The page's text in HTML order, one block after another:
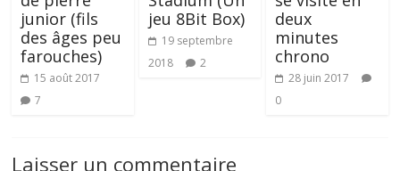
junior (fils
des âges peu
farouches)
15 août 2017
7
jeu 8Bit Box)
19 septembre
2018
2
deux
minutes
chrono
28 juin 2017
0
Laisser un commentaire